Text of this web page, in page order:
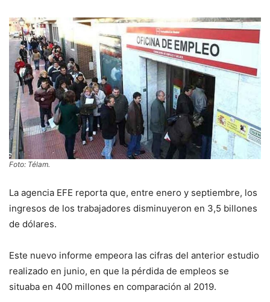
Foto: Télam.
La agencia EFE reporta que, entre enero y septiembre, los
ingresos de los trabajadores disminuyeron en 3,5 billones
de dólares.
Este nuevo informe empeora las cifras del anterior estudio
realizado en junio, en que la pérdida de empleos se
situaba en 400 millones en comparación al 2019.